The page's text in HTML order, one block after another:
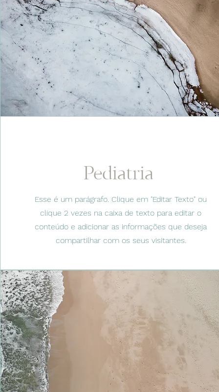
Pediatria
Esse é um parágrafo. Clique em "Editar Texto" ou
clique 2 vezes na caixa de texto para editar o
conteúdo e adicionar as informações que deseja
compartilhar com os seus visitantes.